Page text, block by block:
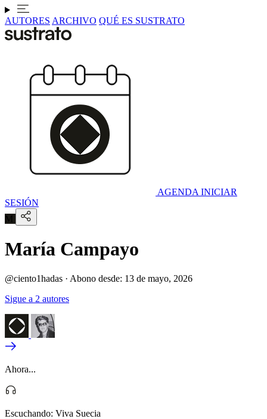
AUTORES ARCHIVO QUÉ ES SUSTRATO
AGENDA INICIAR
SESIÓN
M
María Campayo
@ciento1hadas · Abono desde: 13 de mayo, 2026
Sigue a 2 autores
Ahora...
Escuchando: Viva Suecia